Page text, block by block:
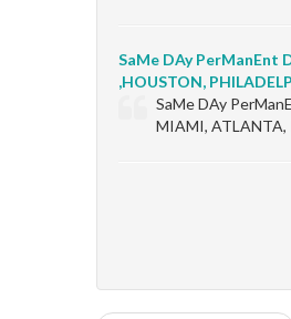
SaMe DAy PerManEnt
,HOUSTON,
SaMe DAy
MIAMI,